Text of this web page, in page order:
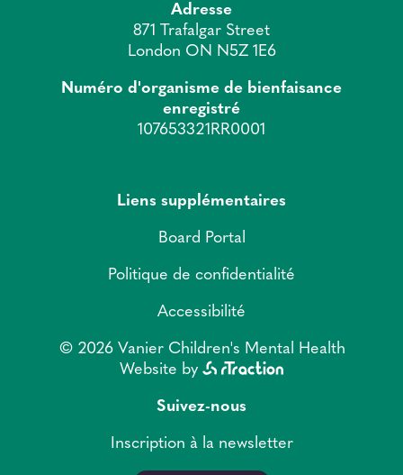
Adresse
871 Trafalgar Street
London ON N5Z 1E6
Numéro d'organisme de bienfaisance
enregistré
107653321RR0001
Liens supplémentaires
Board Portal
Politique de confidentialité
Accessibilité
© 2026 Vanier Children's Mental Health
Website by
Suivez-nous
Inscription à la newsletter